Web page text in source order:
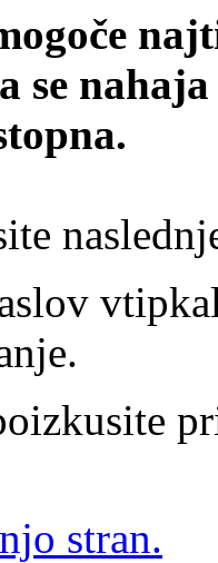
se
stran.